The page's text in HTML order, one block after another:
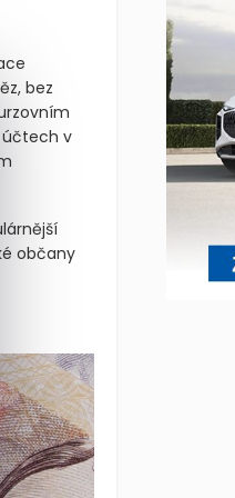
bez
účtech v
občany